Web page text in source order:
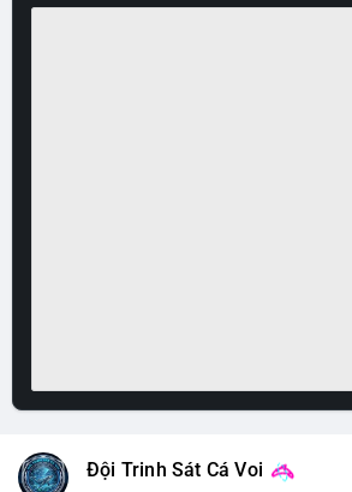
Đội Trinh Sát Cá Voi